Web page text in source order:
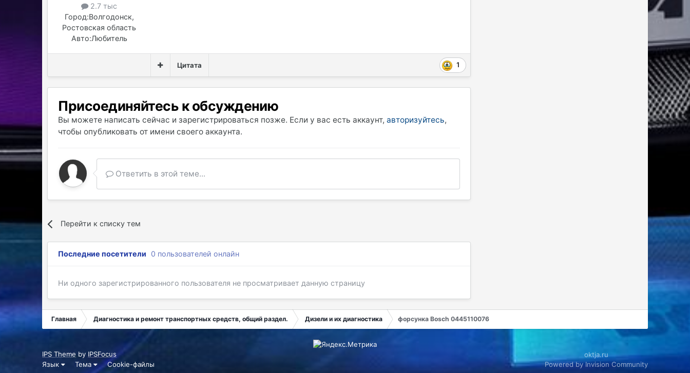
2.7 тыс
Город:Волгодонск,
Ростовская область
Авто:Любитель
1
Цитата
Присоединяйтесь к обсуждению
Вы можете написать сейчас и зарегистрироваться позже. Если у вас есть аккаунт,авторизуйтесь,
чтобы опубликовать от имени своего аккаунта.
Ответить в этой теме...
Перейти к списку тем
Последние посетители 0 пользователей онлайн
Ни одного зарегистрированного пользователя не просматривает данную страницу
Главная Диагностика и ремонт транспортных средств, общий раздел. Дизели и их диагностика форсунка Bosch 0445110076
IPS Theme by IPSFocus
Язык
Тема Cookie-файлы
oktja.ru
Powered by Invision Community